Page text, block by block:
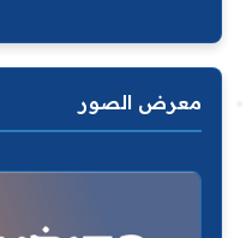
معرض الصور